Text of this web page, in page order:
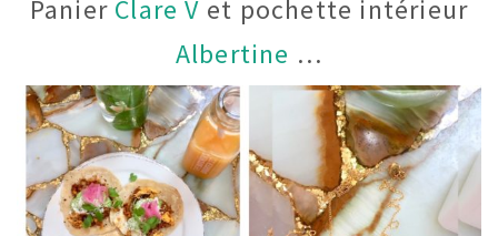
Panier Clare V et pochette intérieur
Albertine …